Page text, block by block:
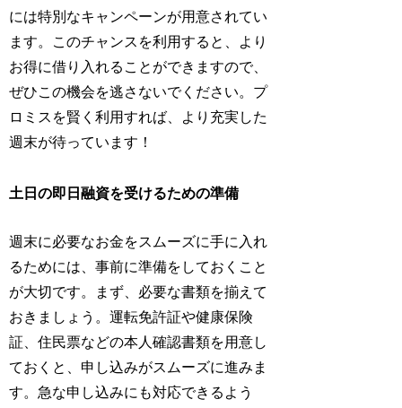
には特別なキャンペーンが用意されてい
ます。このチャンスを利用すると、より
お得に借り入れることができますので、
ぜひこの機会を逃さないでください。プ
ロミスを賢く利用すれば、より充実した
週末が待っています！
土日の即日融資を受けるための準備
週末に必要なお金をスムーズに手に入れ
るためには、事前に準備をしておくこと
が大切です。まず、必要な書類を揃えて
おきましょう。運転免許証や健康保険
証、住民票などの本人確認書類を用意し
ておくと、申し込みがスムーズに進みま
す。急な申し込みにも対応できるよう